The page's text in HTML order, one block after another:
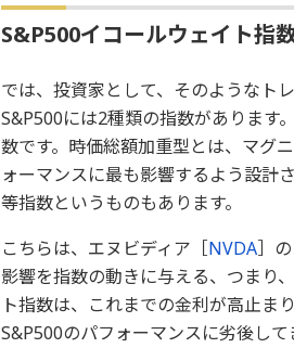
S&P500イコールウェイト指
では、投資家として、そのようなト
S&P500には2種類の指数があります
数です。時価総額加重型とは、マグ
ォーマンスに最も影響するよう設計
等指数というものもあります。
こちらは、エヌビディア［NVDA］
影響を指数の動きに与える、つまり
ト指数は、これまでの金利が高止ま
S&P500のパフォーマンスに劣後し